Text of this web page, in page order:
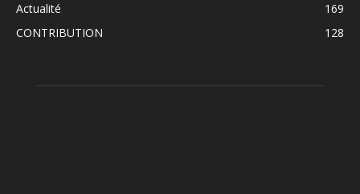
Actualité
169
CONTRIBUTION
128